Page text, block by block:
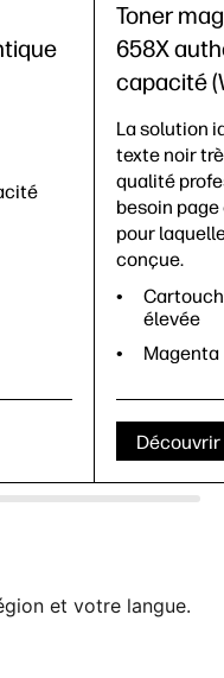
Toner
658X
capacité
La solution
texte noir
qualité
besoin page
pour
conçue.
élevée
Magenta
Découvrir
et votre langue.